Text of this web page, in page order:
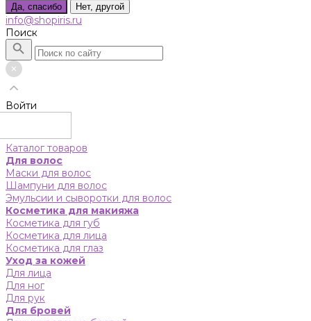
Да, спасибо Нет, другой
info@shopiris.ru
Поиск
Войти
Каталог товаров
Для волос
Маски для волос
Шампуни для волос
Эмульсии и сыворотки для волос
Косметика для макияжа
Косметика для губ
Косметика для лица
Косметика для глаз
Уход за кожей
Для лица
Для ног
Для рук
Для бровей